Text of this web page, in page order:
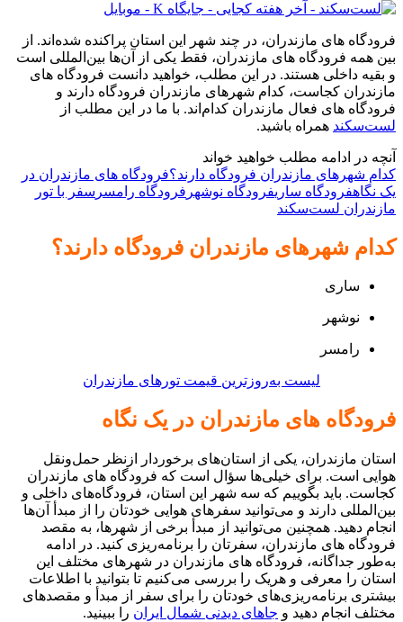
فرودگاه های مازندران، در چند شهر این استان پراکنده شده‌اند. از
بین همه فرودگاه های مازندران، فقط یکی از آن‌ها بین‌المللی است
و بقیه داخلی هستند. در این مطلب، خواهید دانست فرودگاه های
مازندران کجاست، کدام شهرهای مازندران فرودگاه دارند و
فرودگاه های فعال مازندران کدام‌اند. با ما در این مطلب از
لست‌سکند همراه باشید.
آنچه در ادامه مطلب خواهید خواند
کدام شهرهای مازندران فرودگاه دارند؟فرودگاه های مازندران در
یک نگاهفرودگاه ساریفرودگاه نوشهر فرودگاه رامسر سفر با تور
مازندران لست‌سکند
کدام شهرهای مازندران فرودگاه دارند؟
ساری
نوشهر
رامسر
لیست به‌روزترین قیمت تورهای مازندران
فرودگاه های مازندران در یک نگاه
استان مازندران، یکی از استان‌های برخوردار ازنظر حمل‌ونقل
هوایی است. برای خیلی‌ها سؤال است که فرودگاه های مازندران
کجاست. باید بگوییم که سه شهر این استان، فرودگاه‌های داخلی و
بین‌المللی دارند و می‌توانید سفرهای هوایی خودتان را از مبدأ آن‌ها
انجام دهید. همچنین می‌توانید از مبدأ برخی از شهرها، به مقصد
فرودگاه های مازندران، سفرتان را برنامه‌ریزی کنید. در ادامه
به‌طور جداگانه، فرودگاه های مازندران در شهرهای مختلف این
استان را معرفی و هریک را بررسی می‌کنیم تا بتوانید با اطلاعات
بیشتری برنامه‌ریزی‌های خودتان را برای سفر از مبدأ و مقصدهای
مختلف انجام دهید و جاهای دیدنی شمال ایران را ببینید.